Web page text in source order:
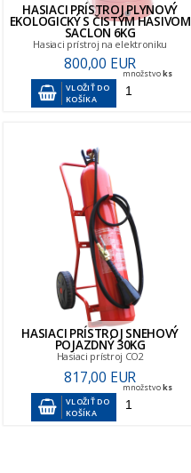
HASIACI PRÍSTROJ PLYNOVÝ
EKOLOGICKÝ S ČISTÝM HASIVOM
SACLON 6KG
Hasiaci prístroj na elektroniku
800,00 EUR
VLOŽIŤ DO
KOŠÍKA
množstvoks
HASIACI PRÍSTROJ SNEHOVÝ
POJAZDNÝ 30KG
Hasiaci prístroj CO2
817,00 EUR
VLOŽIŤ DO
KOŠÍKA
množstvoks